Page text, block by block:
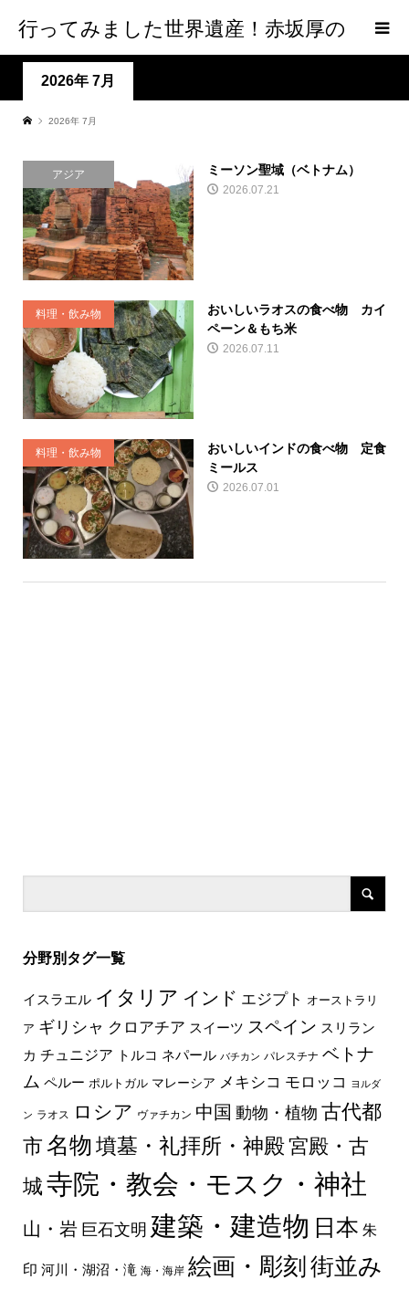
行ってみました世界遺産！赤坂厚の
world Heritage
2026年 7月
2026年 7月
アジア ミーソン聖域（ベトナム）
2026.07.21
料理・飲み物
おいしいラオスの食べ物 カイ
ペーン＆もち米
2026.07.11
料理・飲み物
おいしいインドの食べ物 定食
ミールス
2026.07.01
分野別タグ一覧
イスラエル イタリア インド エジプト オーストラリ
ア ギリシャ クロアチア スイーツ スペイン スリラン
カ チュニジア トルコ ネパール バチカン パレスチナ ベトナ
ム ペルー ポルトガル マレーシア メキシコ モロッコ ヨルダ
ン ラオス ロシア ヴァチカン 中国 動物・植物 古代都
市 名物 墳墓・礼拝所・神殿宮殿・古
城 寺院・教会・モスク・神社
山・岩 巨石文明 建築・建造物 日本 朱
印 河川・湖沼・滝 海・海岸 絵画・彫刻 街並み